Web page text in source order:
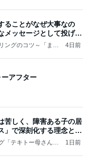
ることがなぜ大事なの
メッセージとして投げる
ングのコツ～「まと
4日前
アフター
苦しく、障害ある子の居
」で深刻化する理念と現
「テキトー母さんの
1日前